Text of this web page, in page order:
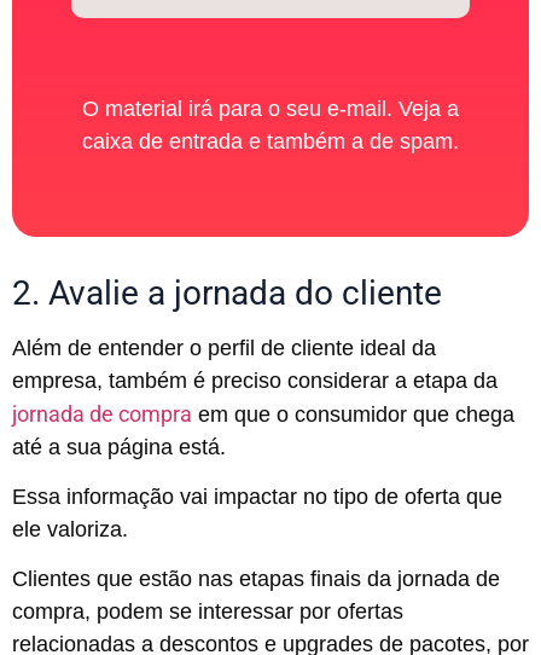
O material irá para o seu e-mail. Veja a
caixa de entrada e também a de spam.
2. Avalie a jornada do cliente
Além de entender o perfil de cliente ideal da
empresa, também é preciso considerar a etapa da
jornada de compra em que o consumidor que chega
até a sua página está.
Essa informação vai impactar no tipo de oferta que
ele valoriza.
Clientes que estão nas etapas finais da jornada de
compra, podem se interessar por ofertas
relacionadas a descontos e upgrades de pacotes, por